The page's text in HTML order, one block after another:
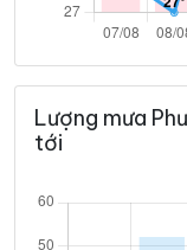
Lượng mưa
tới